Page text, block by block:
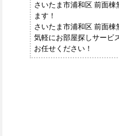
さいたま市浦和区 前面
ます！
さいたま市浦和区 前面
気軽にお部屋探しサービ
お任せください！